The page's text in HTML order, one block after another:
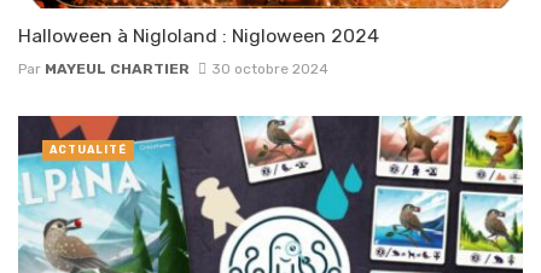
Halloween à Nigloland : Nigloween 2024
Par MAYEUL CHARTIER 30 octobre 2024
ACTUALITÉ